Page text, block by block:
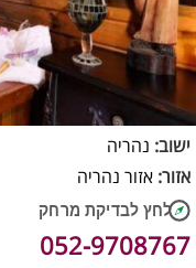
ישוב: נהריה
אזור: אזור נהריה
052-9708767